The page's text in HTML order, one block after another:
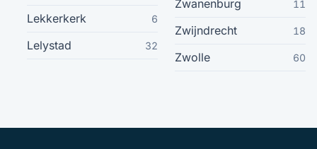
Naaldwijk
Putten
Wateringen 12
Lekkerkerk 6
Lelystad 32
Zwanenburg 11
Zwijndrecht 18
Zwolle 60